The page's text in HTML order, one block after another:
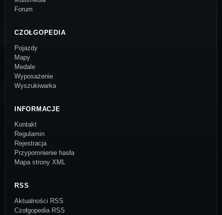
Forum
CZOŁGOPEDIA
Pojazdy
Mapy
Medale
Wyposażenie
Wyszukiwarka
INFORMACJE
Kontakt
Regulamin
Rejestracja
Przypomnienie hasła
Mapa strony XML
RSS
Aktualności RSS
Czołgopedia RSS